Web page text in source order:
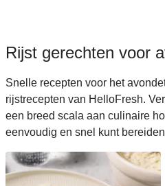
Rijst gerechten voor
Snelle recepten voor het
rijstrecepten van HelloFresh.
een breed scala aan culinaire
eenvoudig en snel kunt